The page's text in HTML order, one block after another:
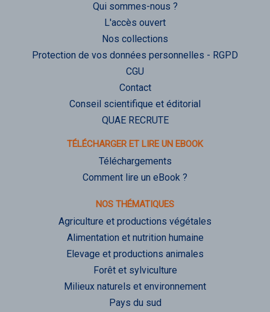
Qui sommes-nous ?
L'accès ouvert
Nos collections
Protection de vos données personnelles - RGPD
CGU
Contact
Conseil scientifique et éditorial
QUAE RECRUTE
TÉLÉCHARGER ET LIRE UN EBOOK
Téléchargements
Comment lire un eBook ?
NOS THÉMATIQUES
Agriculture et productions végétales
Alimentation et nutrition humaine
Elevage et productions animales
Forêt et sylviculture
Milieux naturels et environnement
Pays du sud